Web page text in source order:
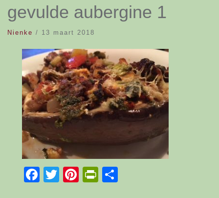
gevulde aubergine 1
Nienke / 13 maart 2018
Facebook
TwitterPinterest
PrintFriendly